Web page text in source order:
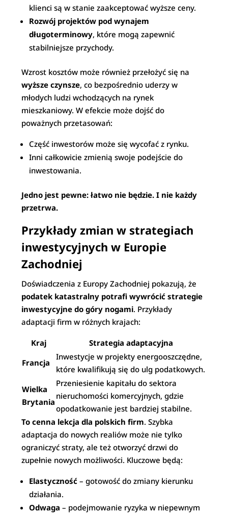
klienci są w stanie zaakceptować wyższe ceny.
Rozwój projektów pod wynajem
długoterminowy, które mogą zapewnić
stabilniejsze przychody.
Wzrost kosztów może również przełożyć się na
wyższe czynsze, co bezpośrednio uderzy w
młodych ludzi wchodzących na rynek
mieszkaniowy. W efekcie może dojść do
poważnych przetasowań:
Część inwestorów może się wycofać z rynku.
Inni całkowicie zmienią swoje podejście do
inwestowania.
Jedno jest pewne: łatwo nie będzie. I nie każdy
przetrwa.
Przykłady zmian w strategiach
inwestycyjnych w Europie
Zachodniej
Doświadczenia z Europy Zachodniej pokazują, że
podatek katastralny potrafi wywrócić strategie
inwestycyjne do góry nogami. Przykłady
adaptacji firm w różnych krajach:
Kraj
Strategia adaptacyjna
Francja
Inwestycje w projekty energooszczędne,
które kwalifikują się do ulg podatkowych.
Wielka
Brytania
Przeniesienie kapitału do sektora
nieruchomości komercyjnych, gdzie
opodatkowanie jest bardziej stabilne.
To cenna lekcja dla polskich firm. Szybka
adaptacja do nowych realiów może nie tylko
ograniczyć straty, ale też otworzyć drzwi do
zupełnie nowych możliwości. Kluczowe będą:
Elastyczność – gotowość do zmiany kierunku
działania.
Odwaga – podejmowanie ryzyka w niepewnym